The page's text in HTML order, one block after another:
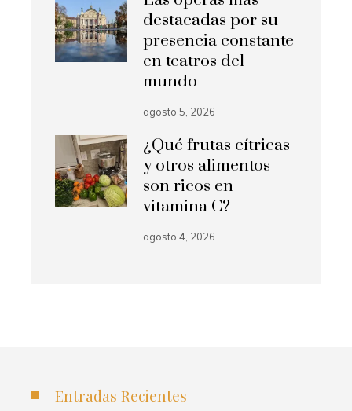
destacadas por su
presencia constante
en teatros del
mundo
agosto 5, 2026
¿Qué frutas cítricas
y otros alimentos
son ricos en
vitamina C?
agosto 4, 2026
Entradas Recientes